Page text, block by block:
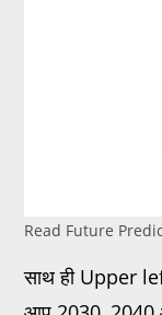
Read Future
साथ ही Upper